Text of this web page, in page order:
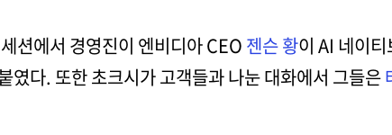
션에서 경영진이 엔비디아 CEO 젠슨 황이 AI 네이
였다. 또한 초크시가 고객들과 나눈 대화에서 그들은